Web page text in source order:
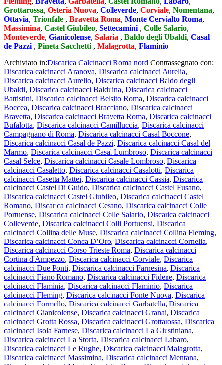
Grottarossa, Osteria Nuova, Colleverde, Corviale, Nomentana,
Ottavia, Trionfale , Bravetta Roma, Monte Cervialto Roma,
Massimina, Castel Giubileo, Settecamini , Colle Salario,
Monteverde, Gianicolense, Salaria , Baldo degli Ubaldi, Casal
de Pazzi , Pineta Sacchetti , Malagrotta, Flaminio
Archiviato in:Discarica Calcinacci Roma nord Contrassegnato con:
Discarica calcinacci Aranova, Discarica calcinacci Aurelia,
Discarica calcinacci Aurelio, Discarica calcinacci Baldo degli
Ubaldi, Discarica calcinacci Balduina, Discarica calcinacci
Battistini, Discarica calcinacci Belsito Roma, Discarica calcinacci
Boccea, Discarica calcinacci Bracciano, Discarica calcinacci
Bravetta, Discarica calcinacci Bravetta Roma, Discarica calcinacci
Bufalotta, Discarica calcinacci Camilluccia, Discarica calcinacci
Campagnano di Roma, Discarica calcinacci Casal Boccone,
Discarica calcinacci Casal de Pazzi, Discarica calcinacci Casal del
Marmo, Discarica calcinacci Casal Lumbroso, Discarica calcinacci
Casal Selce, Discarica calcinacci Casale Lombroso, Discarica
calcinacci Casaletto, Discarica calcinacci Casalotti, Discarica
calcinacci Casetta Mattei, Discarica calcinacci Cassia, Discarica
calcinacci Castel Di Guido, Discarica calcinacci Castel Fusano,
Discarica calcinacci Castel Giubileo, Discarica calcinacci Castel
Romano, Discarica calcinacci Cesano, Discarica calcinacci Colle
Portuense, Discarica calcinacci Colle Salario, Discarica calcinacci
Colleverde, Discarica calcinacci Colli Portuensi, Discarica
calcinacci Collina delle Muse, Discarica calcinacci Collina Fleming,
Discarica calcinacci Conca D’Oro, Discarica calcinacci Cornelia,
Discarica calcinacci Corso Trieste Roma, Discarica calcinacci
Cortina d'Ampezzo, Discarica calcinacci Corviale, Discarica
calcinacci Due Ponti, Discarica calcinacci Farnesina, Discarica
calcinacci Fiano Romano, Discarica calcinacci Fidene, Discarica
calcinacci Flaminia, Discarica calcinacci Flaminio, Discarica
calcinacci Fleming, Discarica calcinacci Fonte Nuova, Discarica
calcinacci Formello, Discarica calcinacci Garbatella, Discarica
calcinacci Gianicolense, Discarica calcinacci Granai, Discarica
calcinacci Grotta Rossa, Discarica calcinacci Grottarossa, Discarica
calcinacci Isola Farnese, Discarica calcinacci La Giustiniana,
Discarica calcinacci La Storta, Discarica calcinacci Labaro,
Discarica calcinacci Le Rughe, Discarica calcinacci Malagrotta,
Discarica calcinacci Massimina, Discarica calcinacci Mentana,